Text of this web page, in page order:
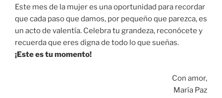
Este mes de la mujer es una oportunidad para recordar
que cada paso que damos, por pequeño que parezca, es
un acto de valentía. Celebra tu grandeza, reconócete y
recuerda que eres digna de todo lo que sueñas.
¡Este es tu momento!
Con amor,
María Paz